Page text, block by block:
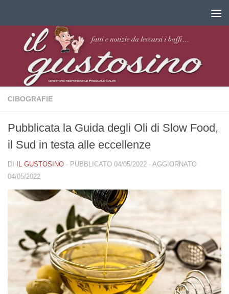
CIBOGRAFIE
Pubblicata la Guida degli Oli di Slow Food,
il Sud in testa alle eccellenze
DI IL GUSTOSINO · PUBBLICATO 04/05/2022 · AGGIORNATO
04/05/2022